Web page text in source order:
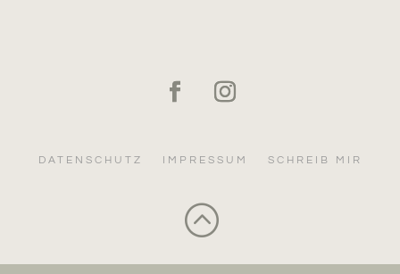
DATENSCHUTZ IMPRESSUM SCHREIB MIR
: